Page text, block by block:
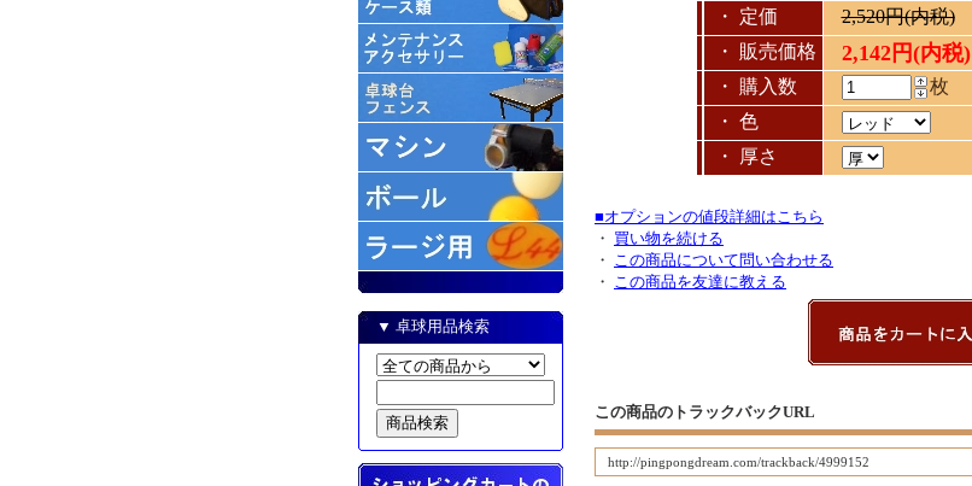
▼ 卓球用品検索
・ 定価
2,520円(内税)
・ 販売価格
2,142円(内税)
・ 購入数
枚
・ 色
・ 厚さ
■オプションの値段詳細はこちら
・ 買い物を続ける
・ この商品について問い合わせる
・ この商品を友達に教える
この商品のトラックバックURL
http://pingpongdream.com/trackback/4999152